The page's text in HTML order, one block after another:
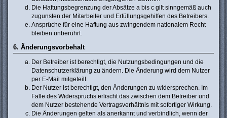
Die Haftungsbegrenzung der Absätze a bis c gilt sinngemäß auch
zugunsten der Mitarbeiter und Erfüllungsgehilfen des Betreibers.
Ansprüche für eine Haftung aus zwingendem nationalem Recht
bleiben unberührt.
6. Änderungsvorbehalt
Der Betreiber ist berechtigt, die Nutzungsbedingungen und die
Datenschutzerklärung zu ändern. Die Änderung wird dem Nutzer
per E-Mail mitgeteilt.
Der Nutzer ist berechtigt, den Änderungen zu widersprechen. Im
Falle des Widerspruchs erlischt das zwischen dem Betreiber und
dem Nutzer bestehende Vertragsverhältnis mit sofortiger Wirkung.
Die Änderungen gelten als anerkannt und verbindlich, wenn der